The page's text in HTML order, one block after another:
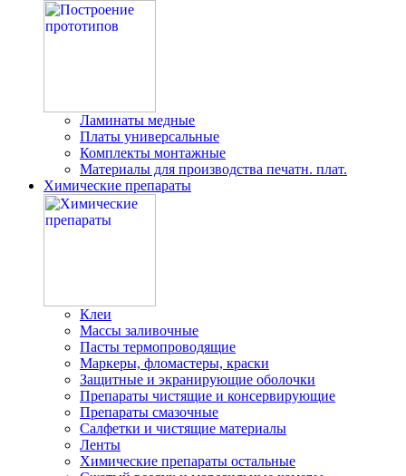
Ламинаты медные
Платы универсальные
Комплекты монтажные
Материалы для производства печатн. плат.
Химические препараты
Клеи
Массы заливочные
Пасты термопроводящие
Маркеры, фломастеры, краски
Защитные и экранирующие оболочки
Препараты чистящие и консервирующие
Препараты смазочные
Салфетки и чистящие материалы
Ленты
Химические препараты остальные